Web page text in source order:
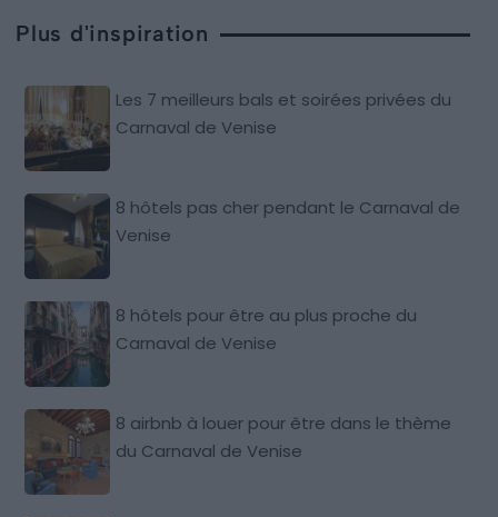
Plus d'inspiration
Les 7 meilleurs bals et soirées privées du
Carnaval de Venise
8 hôtels pas cher pendant le Carnaval de
Venise
8 hôtels pour être au plus proche du
Carnaval de Venise
8 airbnb à louer pour être dans le thème
du Carnaval de Venise